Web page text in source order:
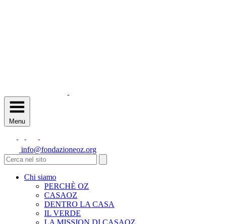
Menu
info@fondazioneoz.org
Chi siamo
PERCHÈ OZ
CASAOZ
DENTRO LA CASA
IL VERDE